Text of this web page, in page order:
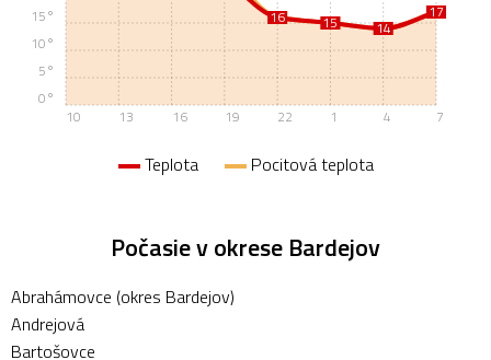
16 15 14
17
16
15 14
17
10 13 16 19 22 1 4 7
0°
5°
10°
15°
Teplota Pocitová teplota
Počasie v okrese Bardejov
Abrahámovce (okres Bardejov)
Andrejová
Bartošovce